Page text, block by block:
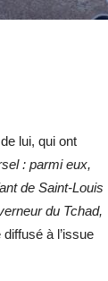
lui, qui ont
: parmi eux,
de Saint-Louis
du Tchad,
à l’issue